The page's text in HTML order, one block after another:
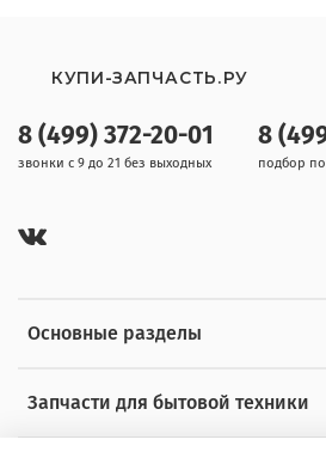
Основные разделы
Запчасти для бытовой техники
8 (499) 372-20-01
звонки с 9 до 21 без выходных
8
подбор
КУПИ-ЗАПЧАСТЬ.РУ